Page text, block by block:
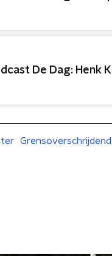
De Dag: Henk